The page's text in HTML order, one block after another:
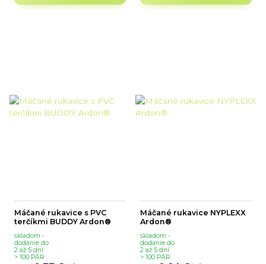
Máčané rukavice s PVC
terčíkmi BUDDY Ardon®
skladom -
dodanie do
2 až 5 dní
> 100 PÁR
Máčané rukavice NYPLEXX
Ardon®
skladom -
dodanie do
2 až 5 dní
> 100 PÁR